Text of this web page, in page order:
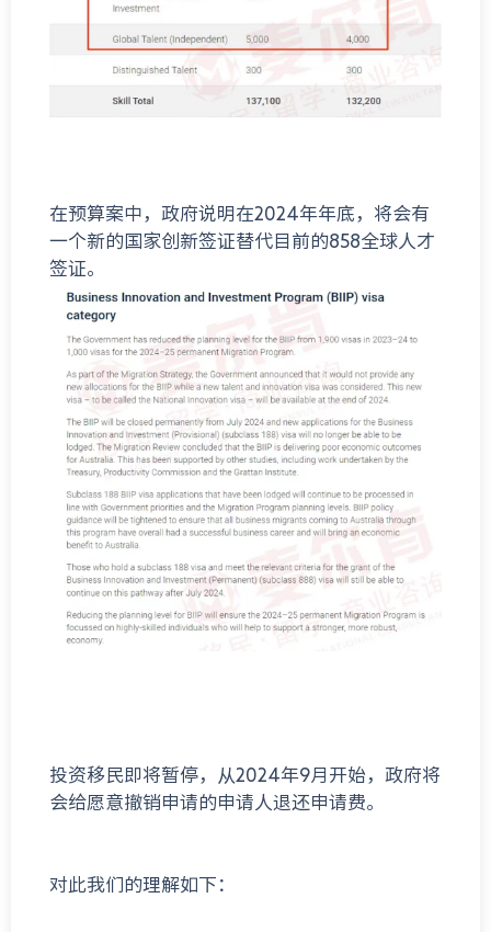
在预算案中，政府说明在2024年年底，将会有
一个新的国家创新签证替代目前的858全球人才
签证。
投资移民即将暂停，从2024年9月开始，政府将
会给愿意撤销申请的申请人退还申请费。
对此我们的理解如下：